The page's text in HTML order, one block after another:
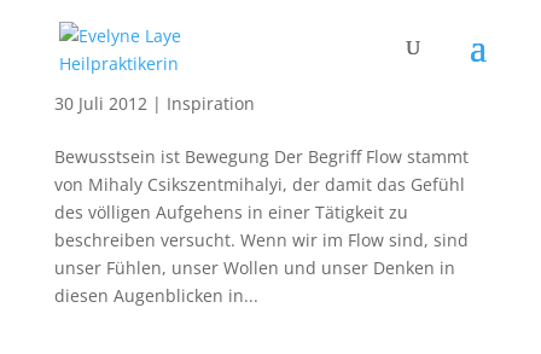
Kein Widerstand – Im Flow sein
30 Juli 2012| Inspiration
Bewusstsein ist Bewegung Der Begriff Flow stammt
von Mihaly Csikszentmihalyi, der damit das Gefühl
des völligen Aufgehens in einer Tätigkeit zu
beschreiben versucht. Wenn wir im Flow sind, sind
unser Fühlen, unser Wollen und unser Denken in
diesen Augenblicken in...